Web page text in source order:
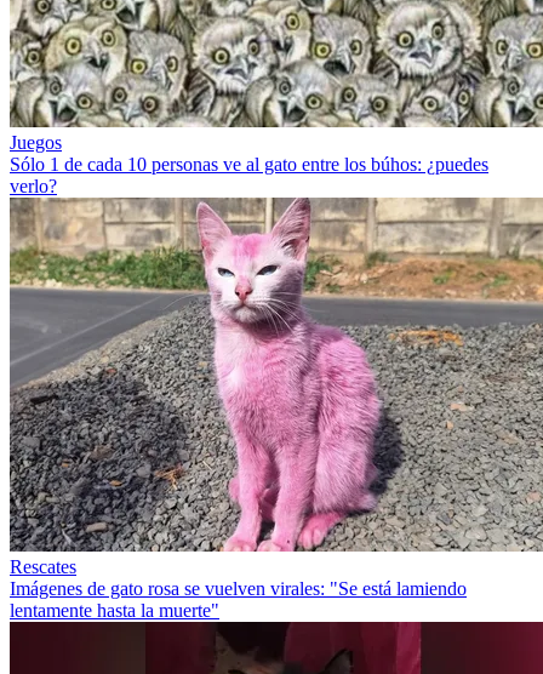
Juegos
Sólo 1 de cada 10 personas ve al gato entre los búhos: ¿puedes
verlo?
Rescates
Imágenes de gato rosa se vuelven virales: "Se está lamiendo
lentamente hasta la muerte"